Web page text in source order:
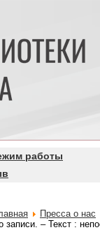
работы
Пресса о нас
записи. – Текст :